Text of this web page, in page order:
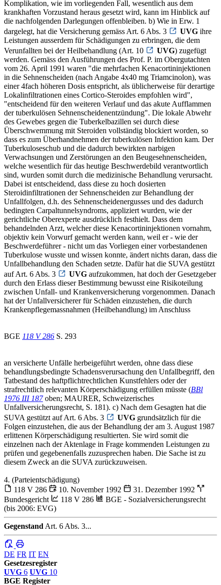
Komplikation, wie im vorliegenden Fall, wesentlich aus dem
krankhaften Vorzustand heraus gesetzt wird, kann im Hinblick auf
die nachfolgenden Darlegungen offenbleiben. b) Wie in Erw. 1
dargelegt, hat die Versicherung gemäss Art. 6 Abs. 3
UVG ihre
Leistungen ausserdem für Schädigungen zu erbringen, die dem
Verunfallten bei der Heilbehandlung (Art. 10
UVG) zugefügt
werden. Gemäss den Ausführungen des Prof. P. im Obergutachten
vom 26. April 1991 waren "die mehrfachen Kenacortininjektionen
in die Sehnenscheiden (nach Angabe 4x40 mg Triamcinolon), was
einer 4fach höheren Dosis entspricht, als üblicherweise für derartige
Lokalinfiltrationen eines Cortico-Steroides empfohlen wird",
"entscheidend für den weiteren Verlauf und das akute Aufflammen
der tuberkulösen Sehnenscheidenentzündung". Die lokale Abwehr
des Gewebes gegen die Tuberkelbazillen sei durch diese
Überschwemmung mit Steroiden vollständig blockiert worden, so
dass es zum Überhandnehmen der tuberkulösen Infektion kam. Der
Tuberkuloseschub und die dadurch bewirkten narbigen
Verwachsungen und Zerstörungen an den Beugesehnenscheiden,
welche wesentlich für das heutige Beschwerdebild verantwortlich
sind, wurden somit durch die medizinische Behandlung verursacht.
Dabei ist entscheidend, dass diese zu hoch dosierten
Steroidinfiltrationen der Sehnenscheiden zur Behandlung der
Unfallfolgen, d.h. des Sehnenscheidenergusses und des dadurch
bedingten Carpaltunnelsyndroms, appliziert wurden, wie der
gerichtliche Oberexperte ausdrücklich festhielt. Dass dem
behandelnden Arzt, welcher diese Kenacortininjektionen vornahm,
objektiv kein Vorwurf gemacht werden kann, weil er - wie der
Beschwerdeführer - nicht um das Vorliegen einer vorbestandenen
Tuberkulose wusste und wissen konnte, ändert nichts daran, dass die
Unfallbehandlung den Schaden setzte. Dafür hat die SUVA gestützt
auf Art. 6 Abs. 3
UVG aufzukommen, hat doch der Gesetzgeber
durch den Erlass dieser Bestimmung bewusst eine Risikoteilung
zwischen Unfall- und Krankenversicherung vorgenommen. Danach
hat der Unfallversicherer für Schäden einzustehen, die durch
Krankenpflegemassnahmen (Heilbehandlung) im Anschluss
BGE 118 V 286 S. 293
an versicherte Unfälle herbeigeführt werden, ohne dass diese
behandlungsbedingte Schadensverursachung den Unfallbegriff, den
Tatbestand des haftpflichtrechtlichen Kunstfehlers oder der
strafrechtlich relevanten Körperschädigung erfüllen müsste (BBl
1976 III 187oben; MAURER, Schweizerisches
Unfallversicherungsrecht, S. 181). c) Nach dem Gesagten hat die
SUVA gestützt auf Art. 6 Abs. 3
UVG grundsätzlich für die
Folgen einzustehen, die aus der Behandlung der am 3. August 1987
erlittenen Körperschädigung resultierten. Sie wird somit die
einzelnen nach der Aktenlage in Frage kommenden Leistungen zu
prüfen und gegebenenfalls zuzusprechen haben. Die Sache ist zu
diesem Zweck an die SUVA zurückzuweisen.
4. (Parteientschädigung)
118 V 286
10. November 1992
31. Dezember 1992
Bundesgericht
118 V 286
BGE - Sozialversicherungsrecht
(bis 2006: EVG)
Gegenstand Art. 6 Abs. 3...
DE FR IT EN
Gesetzesregister
UVG 6 UVG 10
BGE Register